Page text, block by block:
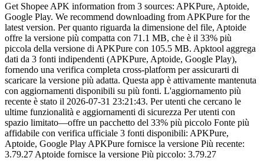
Get Shopee APK information from 3 sources: APKPure, Aptoide,
Google Play. We recommend downloading from APKPure for the
latest version. Per quanto riguarda la dimensione del file, Aptoide
offre la versione più compatta con 71.1 MB, che è il 33% più
piccola della versione di APKPure con 105.5 MB. Apktool aggrega
dati da 3 fonti indipendenti (APKPure, Aptoide, Google Play),
fornendo una verifica completa cross-platform per assicurarti di
scaricare la versione più adatta. Questa app è attivamente mantenuta
con aggiornamenti disponibili su più fonti. L'aggiornamento più
recente è stato il 2026-07-31 23:21:43. Per utenti che cercano le
ultime funzionalità e aggiornamenti di sicurezza Per utenti con
spazio limitato—offre un pacchetto del 33% più piccolo Fonte più
affidabile con verifica ufficiale 3 fonti disponibili: APKPure,
Aptoide, Google Play APKPure fornisce la versione Più recente:
3.79.27 Aptoide fornisce la versione Più piccolo: 3.79.27